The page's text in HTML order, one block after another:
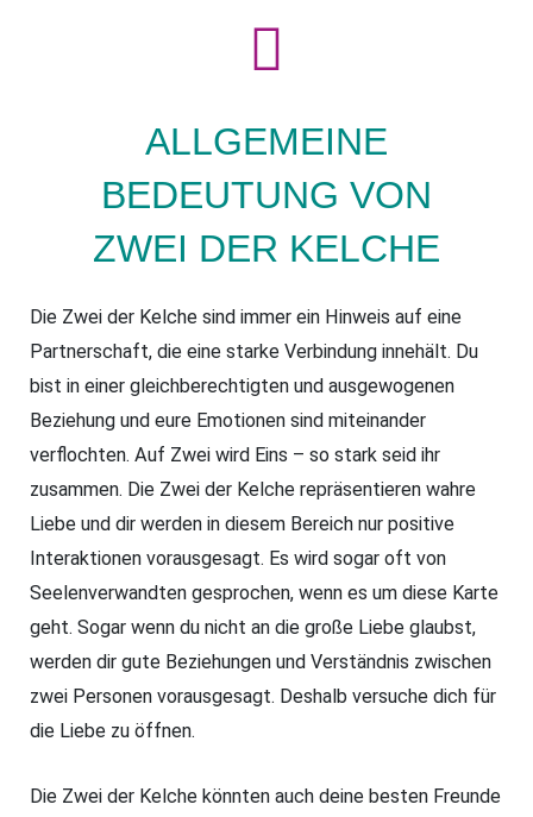
ALLGEMEINE
BEDEUTUNG VON
ZWEI DER KELCHE
Die Zwei der Kelche sind immer ein Hinweis auf eine
Partnerschaft, die eine starke Verbindung innehält. Du
bist in einer gleichberechtigten und ausgewogenen
Beziehung und eure Emotionen sind miteinander
verflochten. Auf Zwei wird Eins – so stark seid ihr
zusammen. Die Zwei der Kelche repräsentieren wahre
Liebe und dir werden in diesem Bereich nur positive
Interaktionen vorausgesagt. Es wird sogar oft von
Seelenverwandten gesprochen, wenn es um diese Karte
geht. Sogar wenn du nicht an die große Liebe glaubst,
werden dir gute Beziehungen und Verständnis zwischen
zwei Personen vorausgesagt. Deshalb versuche dich für
die Liebe zu öffnen.
Die Zwei der Kelche könnten auch deine besten Freunde